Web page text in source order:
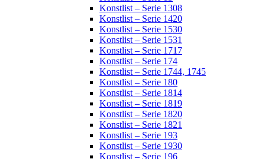
Konstlist – Serie 1308
Konstlist – Serie 1420
Konstlist – Serie 1530
Konstlist – Serie 1531
Konstlist – Serie 1717
Konstlist – Serie 174
Konstlist – Serie 1744, 1745
Konstlist – Serie 180
Konstlist – Serie 1814
Konstlist – Serie 1819
Konstlist – Serie 1820
Konstlist – Serie 1821
Konstlist – Serie 193
Konstlist – Serie 1930
Konstlist – Serie 196